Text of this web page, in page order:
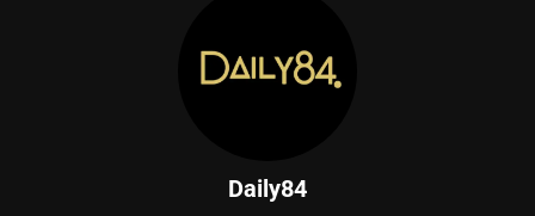
Daily84